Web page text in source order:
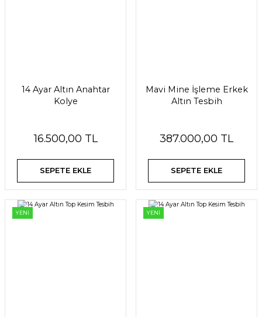
14 Ayar Altın Anahtar
Kolye
16.500,00 TL
SEPETE EKLE
Mavi Mine İşleme Erkek
Altın Tesbih
387.000,00 TL
SEPETE EKLE
YENİ YENİ